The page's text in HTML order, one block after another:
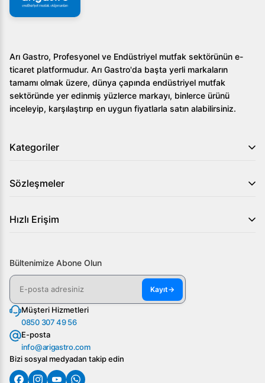
Arı Gastro, Profesyonel ve Endüstriyel mutfak sektörünün e-
ticaret platformudur. Arı Gastro'da başta yerli markaların
tamamı olmak üzere, dünya çapında endüstriyel mutfak
sektöründe yer edinmiş yüzlerce markayı, binlerce ürünü
inceleyip, karşılaştırıp en uygun fiyatlarla satın alabilirsiniz.
Kategoriler
Sözleşmeler
Hızlı Erişim
Bültenimize Abone Olun
Kayıt→
Müşteri Hizmetleri
0850 307 49 56
E-posta
info@arigastro.com
Bizi sosyal medyadan takip edin